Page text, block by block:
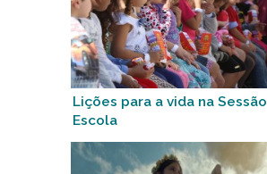
Lições para a vida na Sessão
Escola